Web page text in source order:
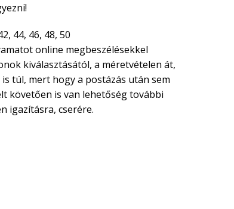
44, 46, 48, 50
online megbeszélésekkel
kiválasztásától, a méretvételen át,
túl, mert hogy a postázás után sem
követően is van lehetőség további
igazításra, cserére.